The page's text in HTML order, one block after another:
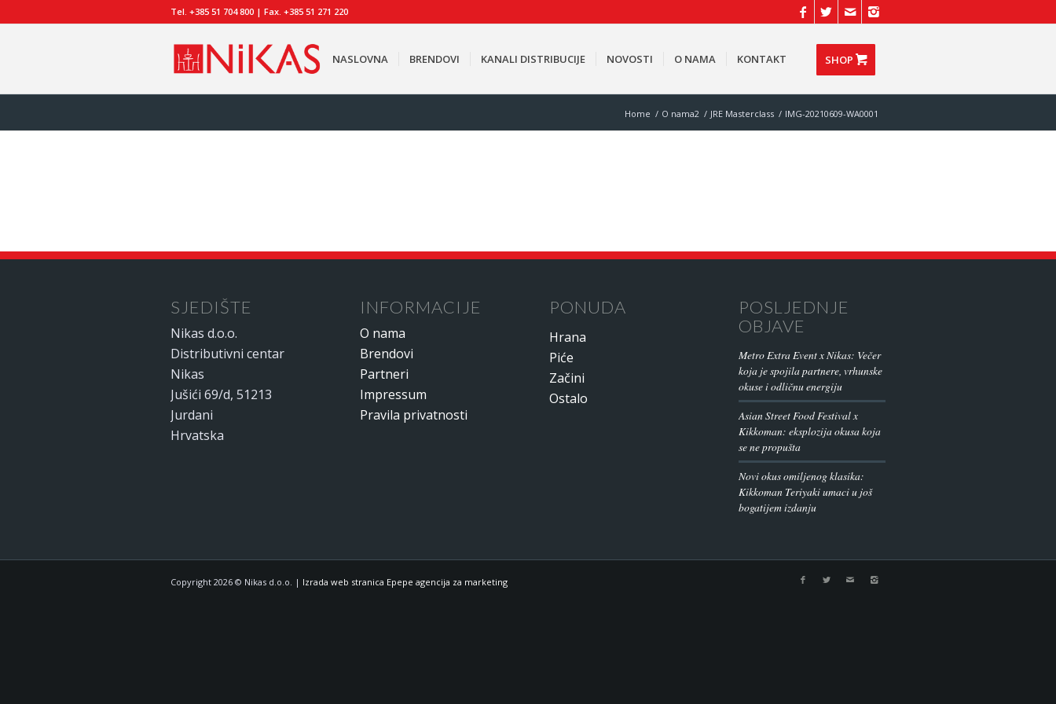
Tel. +385 51 704 800 | Fax. +385 51 271 220
NASLOVNA BRENDOVI KANALI DISTRIBUCIJE NOVOSTI O NAMA KONTAKT SHOP
Home / O nama2 / JRE Masterclass / IMG-20210609-WA0001
SJEDIŠTE
Nikas d.o.o.
Distributivni centar
Nikas
Jušići 69/d, 51213
Jurdani
Hrvatska
INFORMACIJE
O nama
Brendovi
Partneri
Impressum
Pravila privatnosti
PONUDA
Hrana
Piće
Začini
Ostalo
POSLJEDNJE
OBJAVE
Metro Extra Event x Nikas: Večer
koja je spojila partnere, vrhunske
okuse i odličnu energiju
Asian Street Food Festival x
Kikkoman: eksplozija okusa koja
se ne propušta
Novi okus omiljenog klasika:
Kikkoman Teriyaki umaci u još
bogatijem izdanju
Copyright 2026 © Nikas d.o.o. | Izrada web stranica Epepe agencija za marketing